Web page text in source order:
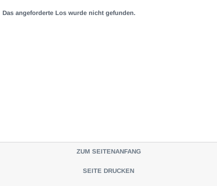
Das angeforderte Los wurde nicht gefunden.
ZUM SEITENANFANG
SEITE DRUCKEN